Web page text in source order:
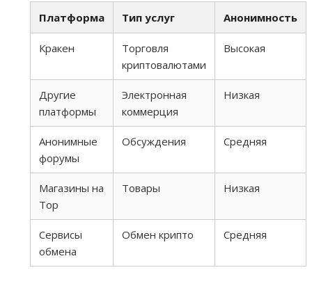
Платформа Тип услуг Анонимность
Кракен
Торговля
криптовалютами
Высокая
Другие
платформы
Электронная
коммерция
Низкая
Анонимные
форумы
Обсуждения Средняя
Магазины на
Тор
Товары Низкая
Сервисы
обмена
Обмен крипто Средняя